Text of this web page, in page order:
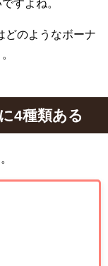
すよね。
どのようなボーナ
4種類ある